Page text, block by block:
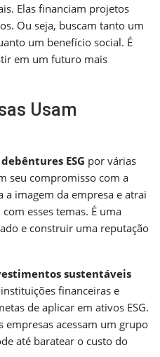
Elas financiam projetos
Ou seja, buscam tanto um
um benefício social. É
em um futuro mais
Usam
debêntures ESG por várias
seu compromisso com a
imagem da empresa e atrai
esses temas. É uma
e construir uma reputação
sustentáveis
financeiras e
de aplicar em ativos ESG.
empresas acessam um grupo
até baratear o custo do